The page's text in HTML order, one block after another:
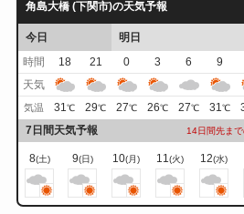
角島大橋 (下関市)の天気予報
今日
明日
時間
18 21 0 3 6 9
天気
気温 31℃ 29℃ 27℃ 26℃ 27℃ 31℃
7日間天気予報 14日間先ま
8(土) 9(日) 10(月) 11(火) 12(水)